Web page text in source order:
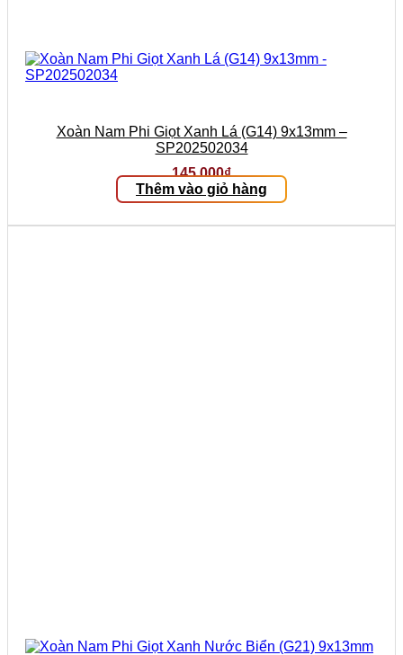
Xoàn Nam Phi Giọt Xanh Lá (G14) 9x13mm –
SP202502034
145.000₫
Thêm vào giỏ hàng